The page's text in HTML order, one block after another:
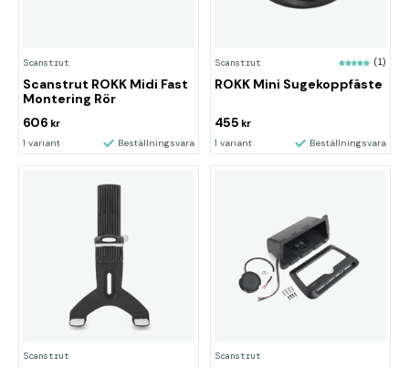
Scanstrut
Scanstrut ROKK Midi Fast
Montering Rör
606 kr
1 variant Beställningsvara
Scanstrut (1)
ROKK Mini Sugekoppfäste
455 kr
1 variant Beställningsvara
Scanstrut Scanstrut